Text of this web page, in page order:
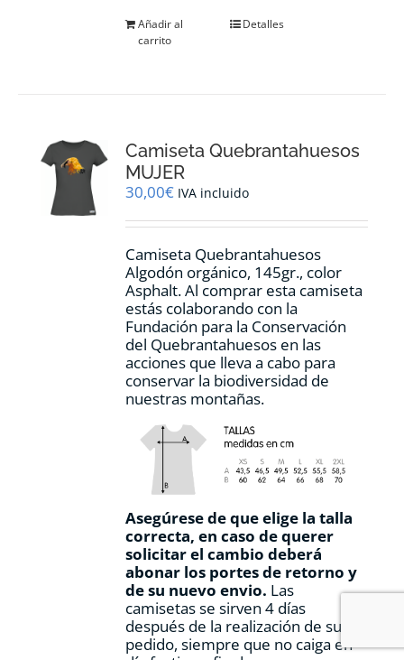
Añadir al
carrito
Detalles
Camiseta Quebrantahuesos
MUJER
30,00€ IVA incluido
Camiseta Quebrantahuesos
Algodón orgánico, 145gr., color
Asphalt. Al comprar esta camiseta
estás colaborando con la
Fundación para la Conservación
del Quebrantahuesos en las
acciones que lleva a cabo para
conservar la biodiversidad de
nuestras montañas.
Asegúrese de que elige la talla
correcta, en caso de querer
solicitar el cambio deberá
abonar los portes de retorno y
de su nuevo envio. Las
camisetas se sirven 4 días
después de la realización de su
pedido, siempre que no caiga en